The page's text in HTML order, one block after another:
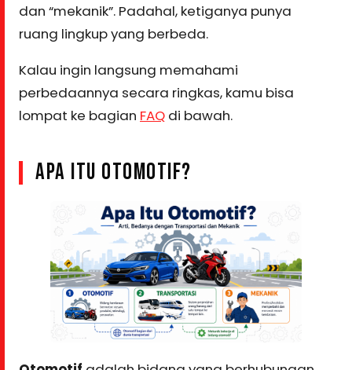
dan “mekanik”. Padahal, ketiganya punya
ruang lingkup yang berbeda.
Kalau ingin langsung memahami
perbedaannya secara ringkas, kamu bisa
lompat ke bagian FAQ di bawah.
APA ITU OTOMOTIF?